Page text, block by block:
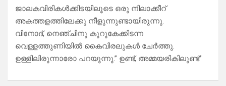
ജാലകവിരികൾക്കിടയിലൂടെ ഒരു നിലാക്കീറ്
അകത്തളത്തിലേക്കു നീളുന്നുണ്ടായിരുന്നു.
വിനോദ്, നെഞ്ചിനു കുറുകേക്കിടന്ന
വെള്ളത്തുണിയിൽ കൈവിരലുകൾ ചേർത്തു.
ഉള്ളിലിരുന്നാരോ പറയുന്നു.” ഉണ്ട്, അമ്മയരികിലുണ്ട്”